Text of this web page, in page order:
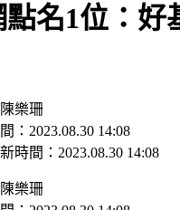
點名1位：好
樂珊
：2023.08.30 14:08
時間：2023.08.30 14:08
陳樂珊